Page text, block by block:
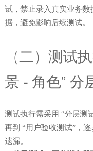
试，禁止录入真实业务
据，避免影响后续测试。
（二）测试
景 - 角色” 分
测试执行需采用 “分层测
再到 “用户验收测试”，
遗漏。